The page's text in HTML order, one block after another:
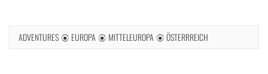
ADVENTURES EUROPA MITTELEUROPA ÖSTERRREICH